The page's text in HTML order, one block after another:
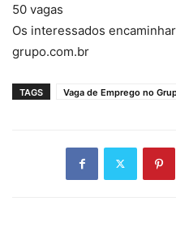
50 vagas
Os interessados
grupo.com.br
TAGS Vaga de Emprego no